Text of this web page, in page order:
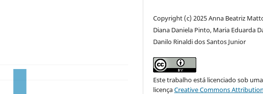
Copyright (c) 2025 Anna Beatriz
Diana Daniela Pinto, Maria Eduarda
Danilo Rinaldi dos Santos Junior
Este trabalho está licenciado sob uma
licençaCreative Commons